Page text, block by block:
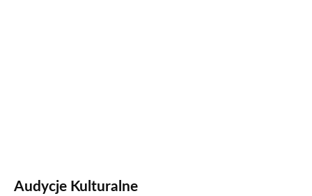
Audycje Kulturalne